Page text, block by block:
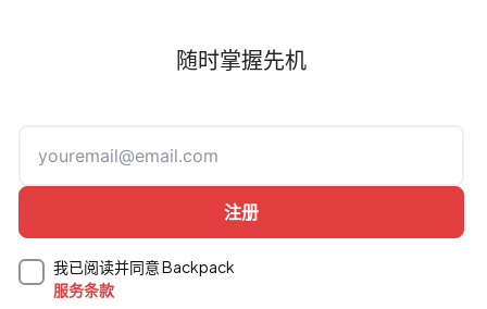
随时掌握先机
我已阅读并同意 Backpack
服务条款